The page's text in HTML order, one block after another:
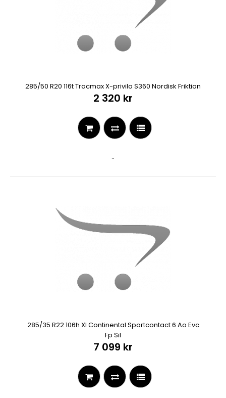
285/50 R20 116t Tracmax X-privilo S360 Nordisk Friktion
2 320 kr
..
285/35 R22 106h Xl Continental Sportcontact 6 Ao Evc
Fp Sil
7 099 kr